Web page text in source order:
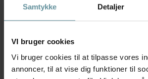
Samtykke Detaljer
VI bruger cookies
Vi bruger cookies til at tilpasse vores
annoncer, til at vise dig funktioner til